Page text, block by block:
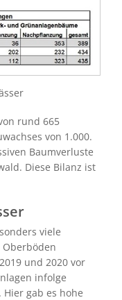
rund 665
von 1.000.
Baumverluste
Diese Bilanz ist
viele
und 2020 vor
infolge
gab es hohe